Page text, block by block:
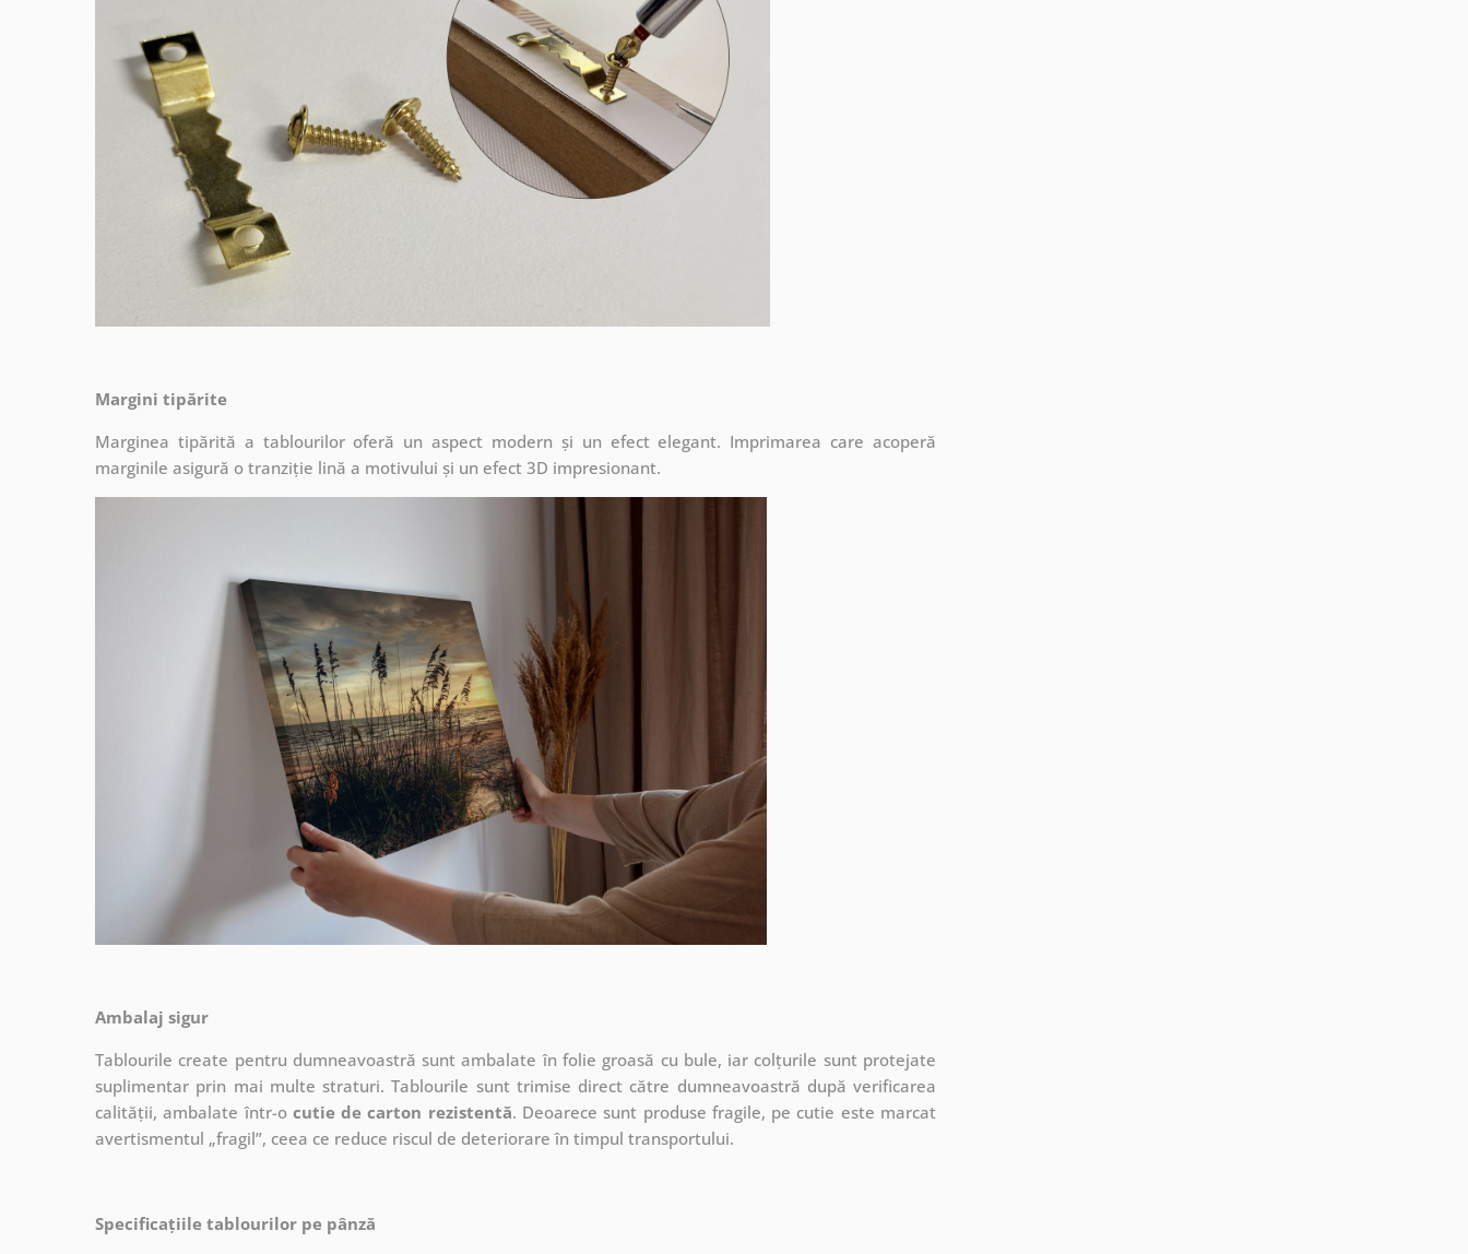
Margini tipărite
Marginea tipărită a tablourilor oferă un aspect modern și un efect elegant. Imprimarea care acoperă
marginile asigură o tranziție lină a motivului și un efect 3D impresionant.
Ambalaj sigur
Tablourile create pentru dumneavoastră sunt ambalate în folie groasă cu bule, iar colțurile sunt protejate
suplimentar prin mai multe straturi.Tablourile sunt trimise direct către dumneavoastră după verificarea
calității, ambalate într-o cutie de carton rezistentă. Deoarece sunt produse fragile, pe cutie este marcat
avertismentul „fragil”, ceea ce reduce riscul de deteriorare în timpul transportului.
Specificațiile tablourilor pe pânză